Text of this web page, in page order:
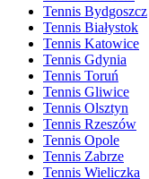
Tennis Bydgoszcz
Tennis Białystok
Tennis Katowice
Tennis Gdynia
Tennis Toruń
Tennis Gliwice
Tennis Olsztyn
Tennis Rzeszów
Tennis Opole
Tennis Zabrze
Tennis Wieliczka